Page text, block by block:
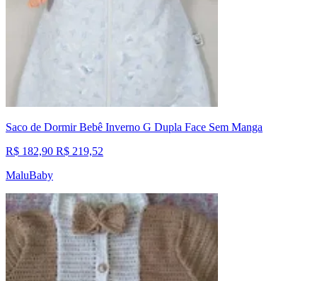
Saco de Dormir Bebê Inverno G Dupla Face Sem Manga
R$ 182,90 R$ 219,52
MaluBaby